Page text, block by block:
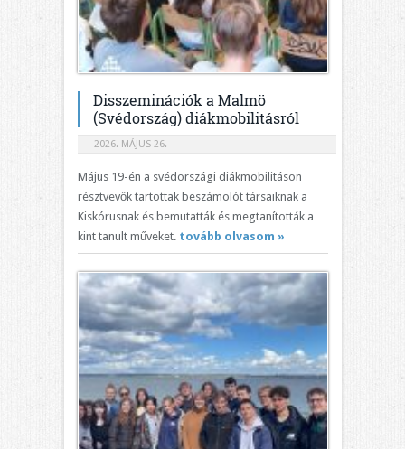
Disszeminációk a Malmö
(Svédország) diákmobilitásról
2026. MÁJUS 26.
Május 19-én a svédországi diákmobilitáson
résztvevők tartottak beszámolót társaiknak a
Kiskórusnak és bemutatták és megtanították a
kint tanult műveket. tovább olvasom »